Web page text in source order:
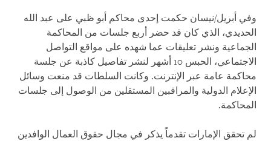
وفي أبريل/نيسان حكمت إحدى محاكم أبو ظبي على عبد الله
الحديدي، الذي كان قد حضر أربع جلسات من المحاكمة
الجماعية ونشر تعليقات عما شهده على مواقع التواصل
الاجتماعي، الحبس 10 أشهر لنشر تفاصيل كاذبة عن جلسة
محاكمة عامة عبر الإنترنت. وكانت السلطات قد منعت وسائل
الإعلام الدولية والمراقبين المستقلين من الوصول إلى جلسات
المحاكمة.
لم تحقق الإمارات تقدماً يذكر في مجال حقوق العمال الوافدين